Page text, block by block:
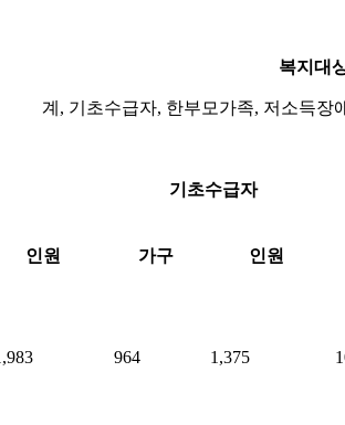
복지대
계, 기초수급자, 한부모가족, 저소득장
기초수급자
인원 가구 인원
964 1,375